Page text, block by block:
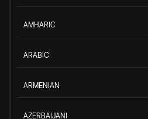
AMHARIC
ARABIC
ARMENIAN
AZERBAIJANI